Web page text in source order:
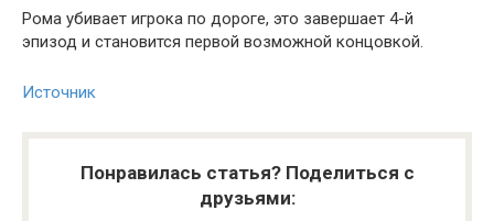
Рома убивает игрока по дороге, это завершает 4-й
эпизод и становится первой возможной концовкой.
Источник
Понравилась статья? Поделиться с
друзьями: